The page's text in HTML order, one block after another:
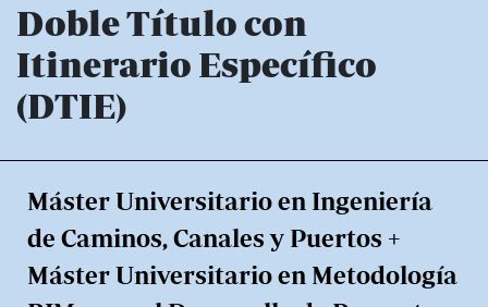
Doble Título con
Itinerario Específico
(DTIE)
Máster Universitario en Ingeniería
de Caminos, Canales y Puertos +
Máster Universitario en Metodología